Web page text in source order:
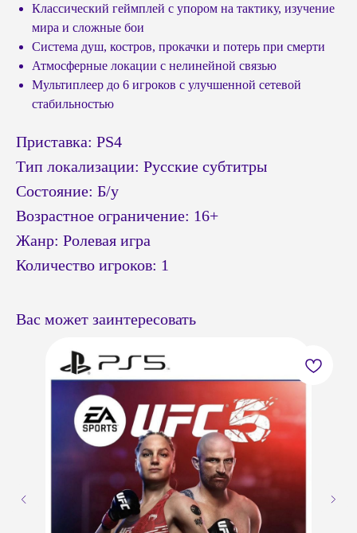
Классический геймплей с упором на тактику, изучение
мира и сложные бои
Система душ, костров, прокачки и потерь при смерти
Атмосферные локации с нелинейной связью
Мультиплеер до 6 игроков с улучшенной сетевой
стабильностью
Приставка: PS4
Тип локализации: Русские субтитры
Состояние: Б/у
Возрастное ограничение: 16+
Жанр: Ролевая игра
Количество игроков: 1
Вас может заинтересовать
© Headshot — 2024. Все права защищены
КАТАЛОГ ПОКУПАТЕЛЯМ
Доставка и оплата